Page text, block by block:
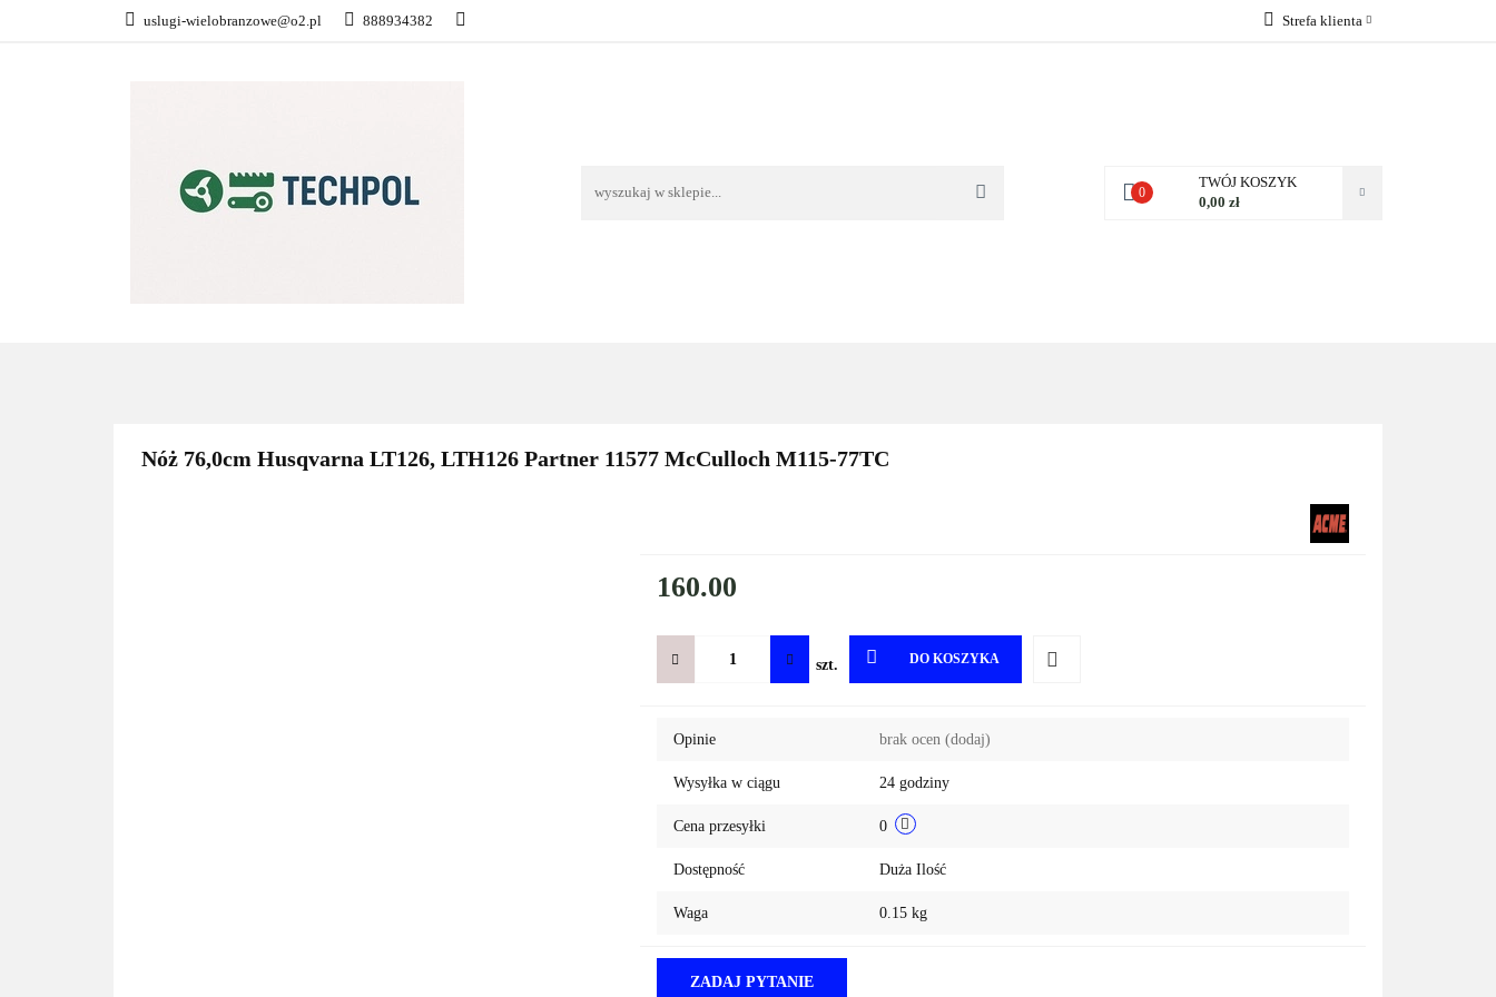
uslugi-wielobranzowe@o2.pl 888934382 Strefa klienta
0
TWÓJ KOSZYK
0,00 zł
Nóż 76,0cm Husqvarna LT126, LTH126 Partner 11577 McCulloch M115-77TC
160.00
szt. DO KOSZYKA
Opinie brak ocen (dodaj)
Wysyłka w ciągu 24 godziny
Cena przesyłki 0
Dostępność Duża Ilość
Waga 0.15 kg
ZADAJ PYTANIE